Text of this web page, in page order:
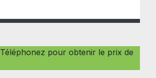
Téléphonez pour obtenir le prix de